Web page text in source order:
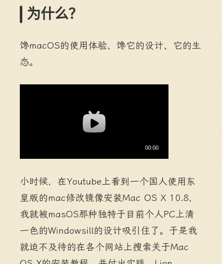
为什么？
馋macOS的使用体验、馋它的设计、它的生
态。
小时候，在Youtube上看到一个国人使用东
皇版的mac修改镜像安装Mac OS X 10.8，
我就被masOS那种独特于目前个人PC上清
一色的Windowsill的设计吸引住了。于是我
就迫不及待的在各个网站上搜索关于Mac